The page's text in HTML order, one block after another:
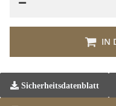
IN
Sicherheitsdatenblatt